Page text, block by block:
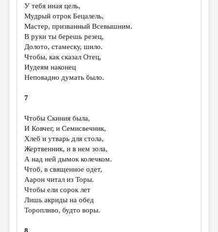
У тебя иная цель,
Мудрый отрок Бецалель,
Мастер, призванный Всевышним.
В руки ты берешь резец,
Долото, стамеску, шило.
Чтобы, как сказал Отец,
Иудеям наконец
Неповадно думать было.
7
Чтобы Скиния была,
И Ковчег, и Семисвечник,
Хлеб и утварь для стола,
Жертвенник, и в нем зола,
А над ней дымок колечком.
Чтоб, в священное одет,
Аарон читал из Торы.
Чтобы ели сорок лет
Лишь акриды на обед
Торопливо, будто воры.